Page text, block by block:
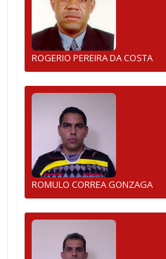
ROGERIO PEREIRA DA COSTA
ROMULO CORREA GONZAGA